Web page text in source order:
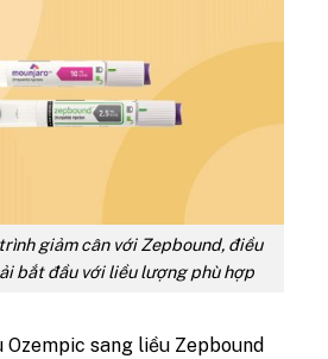
giảm cân với Zepbound, điều
bắt đầu với liều lượng phù hợp
Ozempic sang liều Zepbound